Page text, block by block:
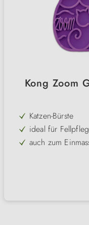
Kong Zoom
Katzen-Bürste
ideal für
auch zum